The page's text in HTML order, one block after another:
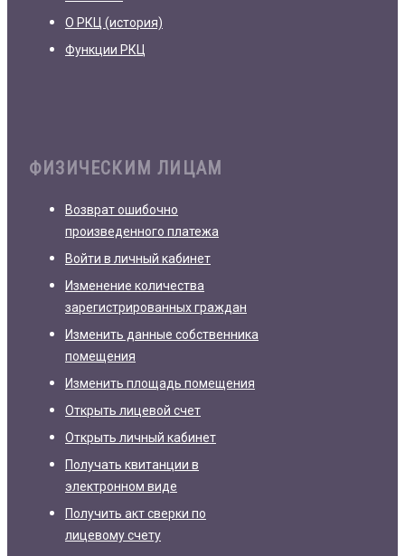
О РКЦ (история)
Функции РКЦ
ФИЗИЧЕСКИМ ЛИЦАМ
Возврат ошибочно
произведенного платежа
Войти в личный кабинет
Изменение количества
зарегистрированных граждан
Изменить данные собственника
помещения
Изменить площадь помещения
Открыть лицевой счет
Открыть личный кабинет
Получать квитанции в
электронном виде
Получить акт сверки по
лицевому счету